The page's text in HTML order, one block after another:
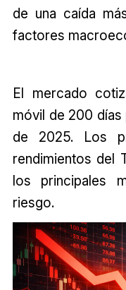
de una caída
factores
El mercado
móvil de 200
de 2025. Los
rendimientos del
los principales
riesgo.